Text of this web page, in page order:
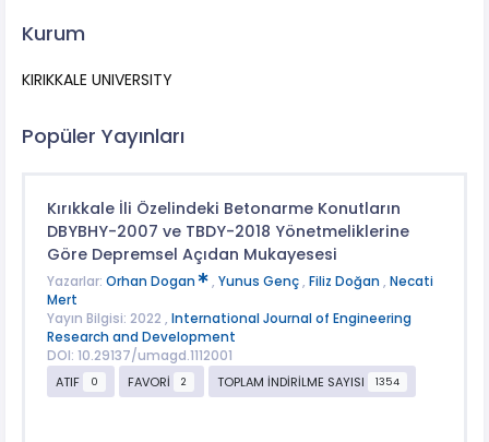
Kurum
KIRIKKALE UNIVERSITY
Popüler Yayınları
Kırıkkale İli Özelindeki Betonarme Konutların
DBYBHY-2007 ve TBDY-2018 Yönetmeliklerine
Göre Depremsel Açıdan Mukayesesi
Yazarlar: Orhan Dogan , Yunus Genç, Filiz Doğan , Necati
Mert
Yayın Bilgisi: 2022 , International Journal of Engineering
Research and Development
DOI: 10.29137/umagd.1112001
ATIF
0 FAVORİ 2 TOPLAM İNDİRİLME SAYISI 1354